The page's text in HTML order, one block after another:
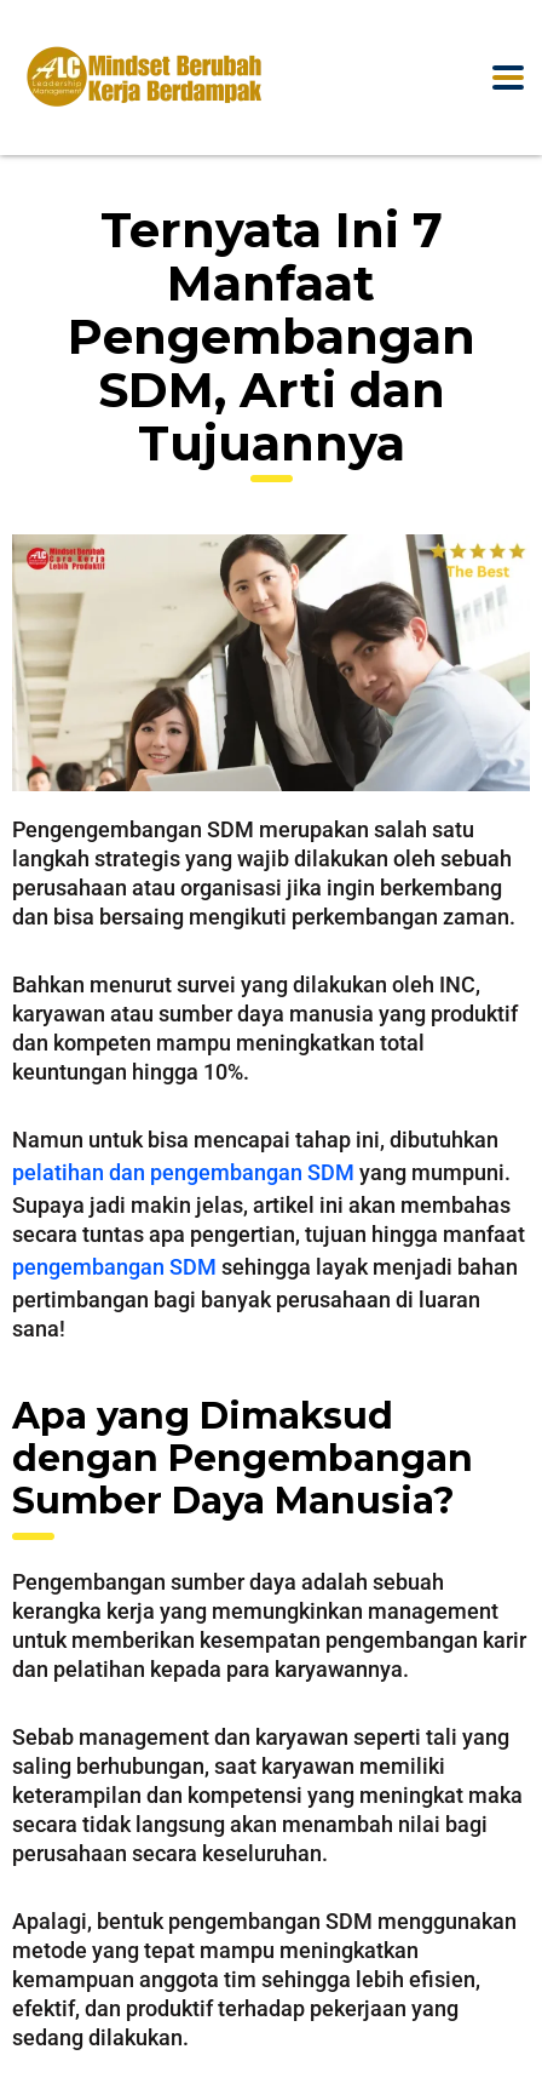
Ternyata Ini 7
Manfaat
Pengembangan
SDM, Arti dan
Tujuannya
Pengengembangan SDM merupakan salah satu
langkah strategis yang wajib dilakukan oleh sebuah
perusahaan atau organisasi jika ingin berkembang
dan bisa bersaing mengikuti perkembangan zaman.
Bahkan menurut survei yang dilakukan oleh INC,
karyawan atau sumber daya manusia yang produktif
dan kompeten mampu meningkatkan total
keuntungan hingga 10%.
Namun untuk bisa mencapai tahap ini, dibutuhkan
pelatihan dan pengembangan SDM yang mumpuni.
Supaya jadi makin jelas, artikel ini akan membahas
secara tuntas apa pengertian, tujuan hingga manfaat
pengembangan SDM sehingga layak menjadi bahan
pertimbangan bagi banyak perusahaan di luaran
sana!
Apa yang Dimaksud
dengan Pengembangan
Sumber Daya Manusia?
Pengembangan sumber daya adalah sebuah
kerangka kerja yang memungkinkan management
untuk memberikan kesempatan pengembangan karir
dan pelatihan kepada para karyawannya.
Sebab management dan karyawan seperti tali yang
saling berhubungan, saat karyawan memiliki
keterampilan dan kompetensi yang meningkat maka
secara tidak langsung akan menambah nilai bagi
perusahaan secara keseluruhan.
Apalagi, bentuk pengembangan SDM menggunakan
metode yang tepat mampu meningkatkan
kemampuan anggota tim sehingga lebih efisien,
efektif, dan produktif terhadap pekerjaan yang
sedang dilakukan.